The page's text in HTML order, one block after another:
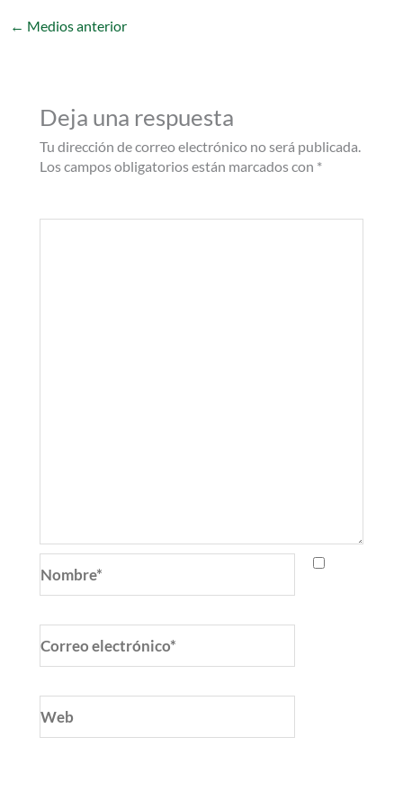
← Medios anterior
Deja una respuesta
Tu dirección de correo electrónico no será publicada.
Los campos obligatorios están marcados con *
electrónico*